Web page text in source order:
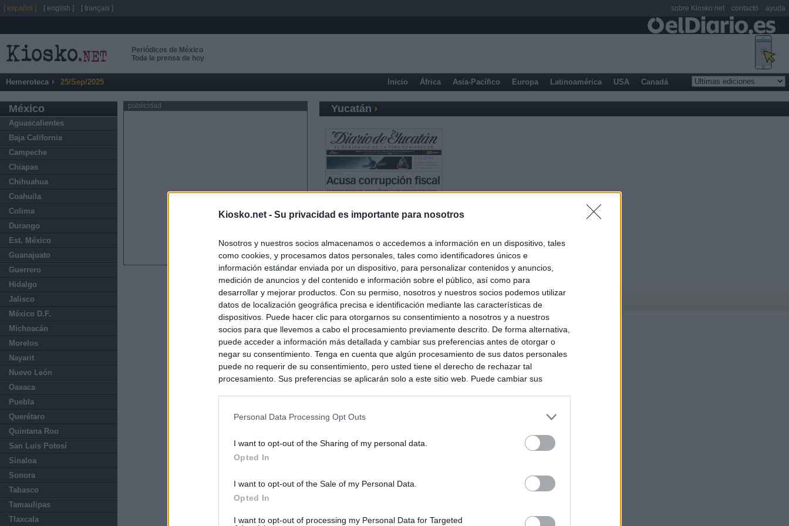
Kiosko.net - Su privacidad es importante para nosotros
Nosotros y nuestros socios almacenamos o accedemos a información en un dispositivo, tales
como cookies, y procesamos datos personales, tales como identificadores únicos e
información estándar enviada por un dispositivo, para personalizar contenidos y anuncios,
medición de anuncios y del contenido e información sobre el público, así como para
desarrollar y mejorar productos. Con su permiso, nosotros y nuestros socios podemos utilizar
datos de localización geográfica precisa e identificación mediante las características de
dispositivos. Puede hacer clic para otorgarnos su consentimiento a nosotros y a nuestros
socios para que llevemos a cabo el procesamiento previamente descrito. De forma alternativa,
puede acceder a información más detallada y cambiar sus preferencias antes de otorgar o
negar su consentimiento. Tenga en cuenta que algún procesamiento de sus datos personales
puede no requerir de su consentimiento, pero usted tiene el derecho de rechazar tal
procesamiento. Sus preferencias se aplicarán solo a este sitio web. Puede cambiar sus
Personal Data Processing Opt Outs
I want to opt-out of the Sharing of my personal data.
Opted In
I want to opt-out of the Sale of my Personal Data.
Opted In
I want to opt-out of processing my Personal Data for Targeted
Periódicos de México
Toda la prensa de hoy
Hemeroteca 25/Sep/2025 Inicio África Asia-Pacífico Europa Latinoamérica USA Canadá
México
Aguascalientes
Baja California
Campeche
Chiapas
Chihuahua
Coahuila
Colima
Durango
Est. México
Guanajuato
Guerrero
Hidalgo
Jalisco
México D.F.
Michoacán
Morelos
Nayarit
Nuevo León
Oaxaca
Puebla
Querétaro
Quintana Roo
San Luis Potosí
Sinaloa
Sonora
Tabasco
Tamaulipas
Tlaxcala
publicidad Yucatán
[ español ] [ english ] [ français ] sobre Kiosko.net contacto ayuda